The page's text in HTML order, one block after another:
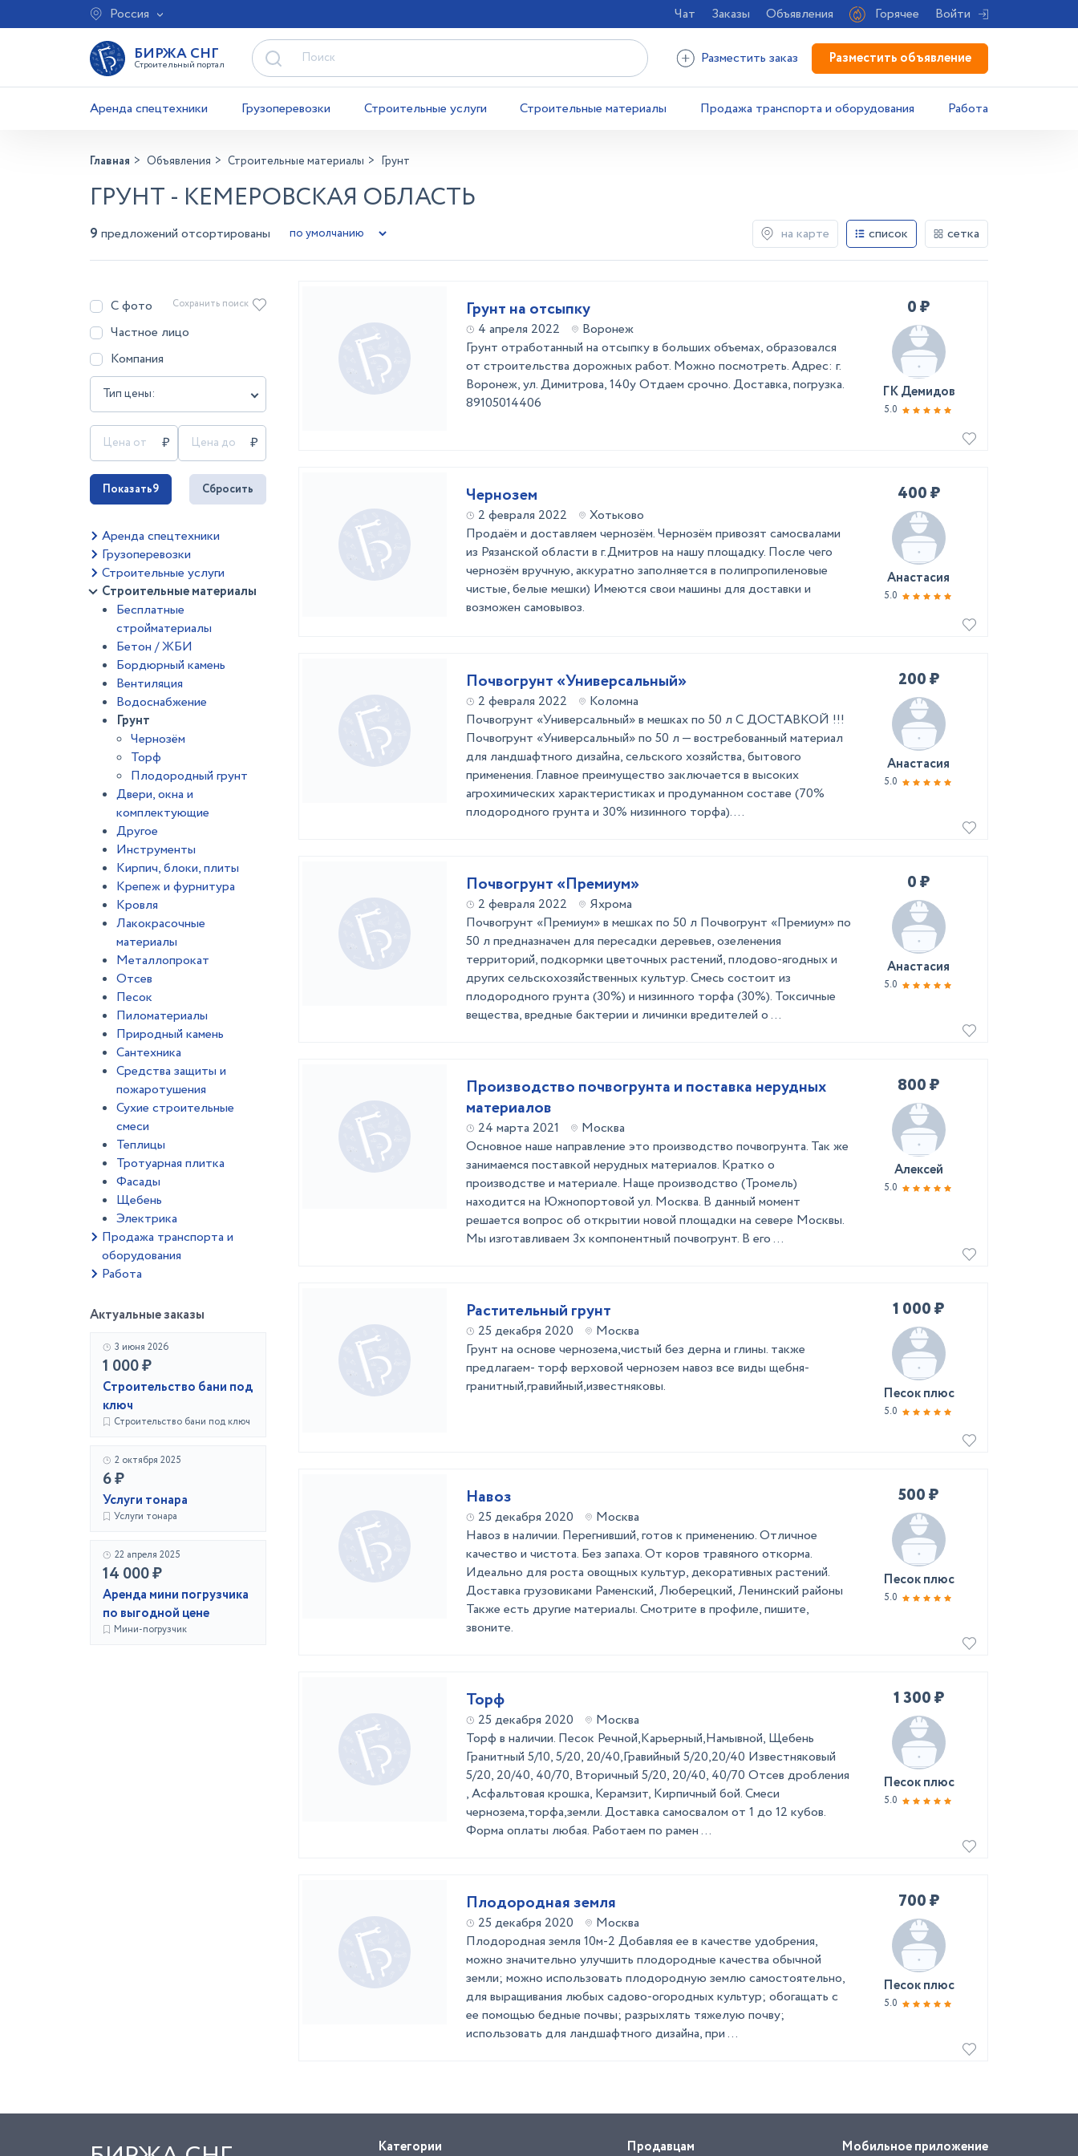
Россия Чат Заказы Объявления Горячее Войти
БИРЖА СНГ
Строительный портал Разместить заказ Разместить объявление
Аренда спецтехники Грузоперевозки Строительные услуги Строительные материалы Продажа транспорта и оборудования Работа
Главная Объявления Строительные материалы Грунт
ГРУНТ - КЕМЕРОВСКАЯ ОБЛАСТЬ
9 предложений отсортированы на карте список сетка
С фото
Частное лицо
Компания
Тип цены:
Сохранить поиск
Показать9 Сбросить
Аренда спецтехники
Грузоперевозки
Строительные услуги
Строительные материалы
Бесплатные
стройматериалы
Бетон / ЖБИ
Бордюрный камень
Вентиляция
Водоснабжение
Грунт
Чернозём
Торф
Плодородный грунт
Двери, окна и
комплектующие
Другое
Инструменты
Кирпич, блоки, плиты
Крепеж и фурнитура
Кровля
Лакокрасочные
материалы
Металлопрокат
Отсев
Песок
Пиломатериалы
Природный камень
Сантехника
Средства защиты и
пожаротушения
Сухие строительные
смеси
Теплицы
Тротуарная плитка
Фасады
Щебень
Электрика
Продажа транспорта и
оборудования
Работа
Актуальные заказы
3 июня 2026
1 000 ₽
Строительство бани под
ключ
Строительство бани под ключ
2 октября 2025
6 ₽
Услуги тонара
Услуги тонара
22 апреля 2025
14 000 ₽
Аренда мини погрузчика
по выгодной цене
Мини-погрузчик
Грунт на отсыпку
4 апреля 2022
Воронеж
Грунт отработанный на отсыпку в больших объемах, образовался
от строительства дорожных работ. Можно посмотреть. Адрес: г.
Воронеж, ул. Димитрова, 140у Отдаем срочно. Доставка, погрузка.
89105014406
0 ₽
ГК Демидов
5.0
Чернозем
2 февраля 2022
Хотьково
Продаём и доставляем чернозём. Чернозём привозят самосвалами
из Рязанской области в г.Дмитров на нашу площадку. После чего
чернозём вручную, аккуратно заполняется в полипропиленовые
чистые, белые мешки) Имеются свои машины для доставки и
возможен самовывоз.
400 ₽
Анастасия
5.0
Почвогрунт «Универсальный»
2 февраля 2022
Коломна
Почвогрунт «Универсальный» в мешках по 50 л С ДОСТАВКОЙ !!!
Почвогрунт «Универсальный» по 50 л — востребованный материал
для ландшафтного дизайна, сельского хозяйства, бытового
применения. Главное преимущество заключается в высоких
агрохимических характеристиках и продуманном составе (70%
плодородного грунта и 30% низинного торфа). ...
200 ₽
Анастасия
5.0
Почвогрунт «Премиум»
2 февраля 2022
Яхрома
Почвогрунт «Премиум» в мешках по 50 л Почвогрунт «Премиум» по
50 л предназначен для пересадки деревьев, озеленения
территорий, подкормки цветочных растений, плодово-ягодных и
других сельскохозяйственных культур. Смесь состоит из
плодородного грунта (30%) и низинного торфа (30%). Токсичные
вещества, вредные бактерии и личинки вредителей о ...
0 ₽
Анастасия
5.0
Производство почвогрунта и поставка нерудных
материалов
24 марта 2021
Москва
Основное наше направление это производство почвогрунта. Так же
занимаемся поставкой нерудных материалов. Кратко о
производстве и материале. Наще производство (Тромель)
находится на Южнопортовой ул. Москва. В данный момент
решается вопрос об открытии новой площадки на севере Москвы.
Мы изготавливаем 3х компонентный почвогрунт. В его ...
800 ₽
Алексей
5.0
Растительный грунт
25 декабря 2020
Москва
Грунт на основе чернозема,чистый без дерна и глины. также
предлагаем- торф верховой чернозем навоз все виды щебня-
гранитный,гравийный,известняковы.
1 000 ₽
Песок плюс
5.0
Навоз
25 декабря 2020
Москва
Навоз в наличии. Перегнивший, готов к применению. Отличное
качество и чистота. Без запаха. От коров травяного откорма.
Идеально для роста овощных культур, декоративных растений.
Доставка грузовиками Раменский, Люберецкий, Ленинский районы
Также есть другие материалы. Смотрите в профиле, пишите,
звоните.
500 ₽
Песок плюс
5.0
Торф
25 декабря 2020
Москва
Торф в наличии. Песок Речной,Карьерный,Намывной, Щебень
Гранитный 5/10, 5/20, 20/40,Гравийный 5/20,20/40 Известняковый
5/20, 20/40, 40/70, Вторичный 5/20, 20/40, 40/70 Отсев дробления
, Асфальтовая крошка, Керамзит, Кирпичный бой. Смеси
чернозема,торфа,земли. Доставка самосвалом от 1 до 12 кубов.
Форма оплаты любая. Работаем по рамен ...
1 300 ₽
Песок плюс
5.0
Плодородная земля
25 декабря 2020
Москва
Плодородная земля 10м-2 Добавляя ее в качестве удобрения,
можно значительно улучшить плодородные качества обычной
земли; можно использовать плодородную землю самостоятельно,
для выращивания любых садово-огородных культур; обогащать с
ее помощью бедные почвы; разрыхлять тяжелую почву;
использовать для ландшафтного дизайна, при ...
700 ₽
Песок плюс
5.0
Категории Продавцам Мобильное приложение